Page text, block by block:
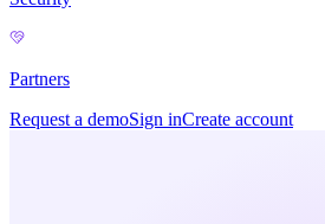
Partners
Request a demoSign inCreate account